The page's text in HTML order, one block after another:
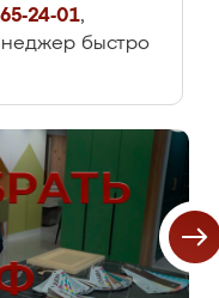
24-01,
быстро